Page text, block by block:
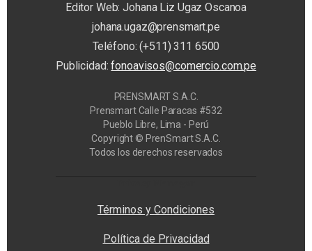
Editor Web: Johana Liz Ugaz Oscanoa
johana.ugaz@prensmart.pe
Teléfono: (+511) 311 6500
Publicidad:fonoavisos@comercio.com.pe
PRENSMART S.A.C.
Prensmart Calle Paracas #532
Pueblo Libre, Lima - Perú
Copyright © PrenSmart S.A.C.
Todos los derechos reservados
Términos y Condiciones
Política de Privacidad